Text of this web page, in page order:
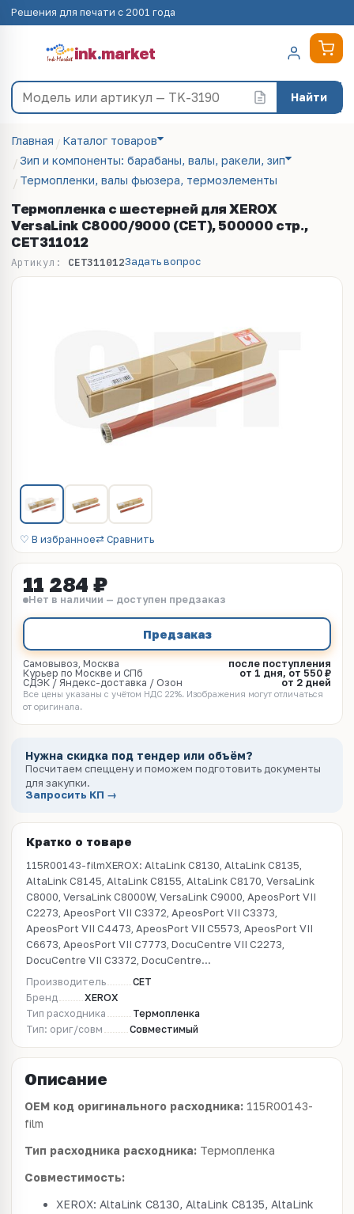
Решения для печати с 2001 года
ink.market
Найти
Главная
Каталог товаров
Зип и компоненты: барабаны, валы, ракели, зип
Термопленки, валы фьюзера, термоэлементы
Термопленка с шестерней для XEROX
VersaLink C8000/9000 (CET), 500000 стр.,
CET311012
Артикул: CET311012Задать вопрос
♡ В избранное⇄ Сравнить
11 284 ₽
Нет в наличии — доступен предзаказ
Предзаказ
Самовывоз, Москва
после поступления
Курьер по Москве и СПб
от 1 дня, от 550 ₽
СДЭК / Яндекс-доставка / Озон
от 2 дней
Все цены указаны с учётом НДС 22%. Изображения могут отличаться
от оригинала.
Нужна скидка под тендер или объём?
Посчитаем спеццену и поможем подготовить документы
для закупки.
Запросить КП →
Кратко о товаре
115R00143-filmXEROX: AltaLink C8130, AltaLink C8135,
AltaLink C8145, AltaLink C8155, AltaLink C8170, VersaLink
C8000, VersaLink C8000W, VersaLink C9000, ApeosPort VII
C2273, ApeosPort VII C3372, ApeosPort VII C3373,
ApeosPort VII C4473, ApeosPort VII C5573, ApeosPort VII
C6673, ApeosPort VII C7773, DocuCentre VII C2273,
DocuCentre VII C3372, DocuCentre...
Производитель
CET
Бренд
XEROX
Тип расходника
Термопленка
Тип: ориг/совм
Совместимый
Описание
OEM код оригинального расходника: 115R00143-
film
Тип расходника расходника: Термопленка
Совместимость:
XEROX: AltaLink C8130, AltaLink C8135, AltaLink